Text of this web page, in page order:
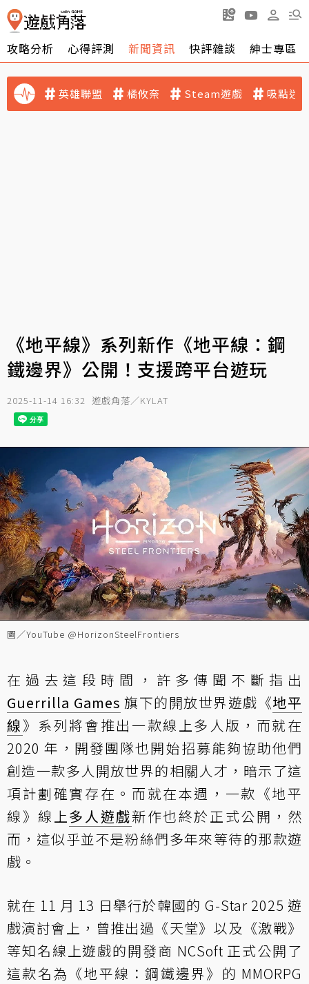
攻略分析 心得評測 新聞資訊 快評雜談 紳士專區
英雄聯盟 橘攸奈 Steam遊戲 吸點迷
《地平線》系列新作《地平線：鋼
鐵邊界》公開！支援跨平台遊玩
2025-11-14 16:32 遊戲角落／KYLAT
圖／YouTube @HorizonSteelFrontiers
在過去這段時間，許多傳聞不斷指出
Guerrilla Games 旗下的開放世界遊戲《地平
線》系列將會推出一款線上多人版，而就在
2020 年，開發團隊也開始招募能夠協助他們
創造一款多人開放世界的相關人才，暗示了這
項計劃確實存在。而就在本週，一款《地平
線》線上多人遊戲新作也終於正式公開，然
而，這似乎並不是粉絲們多年來等待的那款遊
戲。
就在 11 月 13 日舉行於韓國的 G-Star 2025 遊
戲演討會上，曾推出過《天堂》以及《激戰》
等知名線上遊戲的開發商 NCSoft 正式公開了
這款名為《地平線：鋼鐵邊界》的 MMORPG